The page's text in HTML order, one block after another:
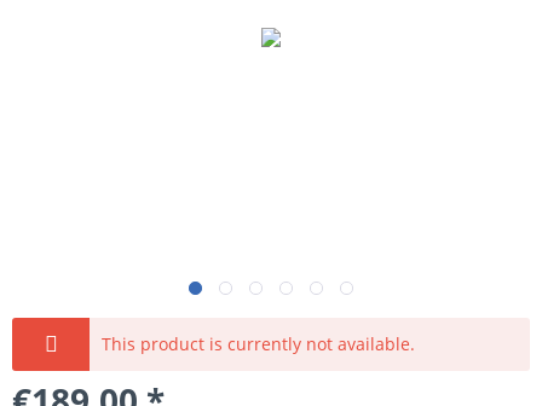
This product is currently not available.